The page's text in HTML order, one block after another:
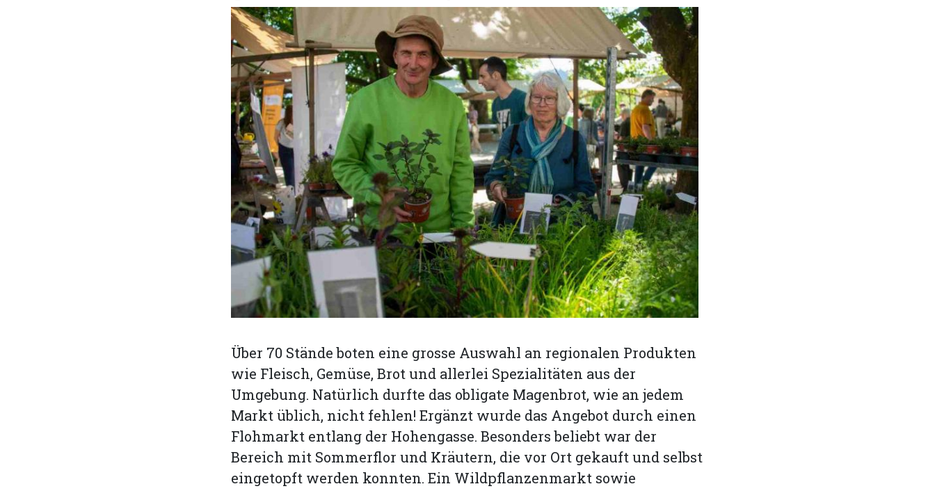
Über 70 Stände boten eine grosse Auswahl an regionalen Produkten
wie Fleisch, Gemüse, Brot und allerlei Spezialitäten aus der
Umgebung. Natürlich durfte das obligate Magenbrot, wie an jedem
Markt üblich, nicht fehlen! Ergänzt wurde das Angebot durch einen
Flohmarkt entlang der Hohengasse. Besonders beliebt war der
Bereich mit Sommerflor und Kräutern, die vor Ort gekauft und selbst
eingetopft werden konnten. Ein Wildpflanzenmarkt sowie